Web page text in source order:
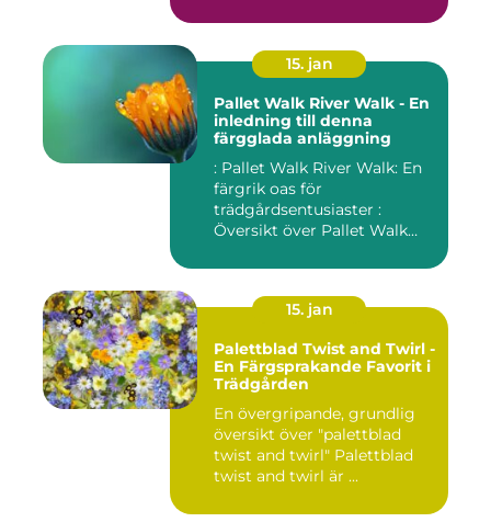
15. jan
Pallet Walk River Walk - En
inledning till denna
färgglada anläggning
: Pallet Walk River Walk: En
färgrik oas för
trädgårdsentusiaster :
Översikt över Pallet Walk
15. jan
Palettblad Twist and Twirl -
En Färgsprakande Favorit i
Trädgården
En övergripande, grundlig
översikt över "palettblad
twist and twirl" Palettblad
twist and twirl är ...